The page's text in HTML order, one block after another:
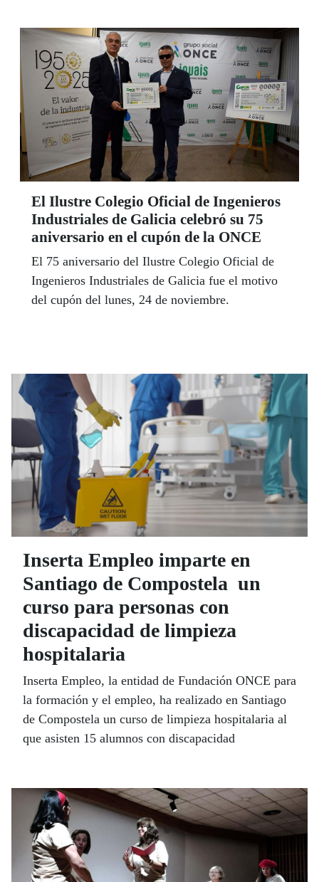
El Ilustre Colegio Oficial de Ingenieros
Industriales de Galicia celebró su 75
aniversario en el cupón de la ONCE
El 75 aniversario del Ilustre Colegio Oficial de
Ingenieros Industriales de Galicia fue el motivo
del cupón del lunes, 24 de noviembre.
Inserta Empleo imparte en
Santiago de Compostela un
curso para personas con
discapacidad de limpieza
hospitalaria
Inserta Empleo, la entidad de Fundación ONCE para
la formación y el empleo, ha realizado en Santiago
de Compostela un curso de limpieza hospitalaria al
que asisten 15 alumnos con discapacidad